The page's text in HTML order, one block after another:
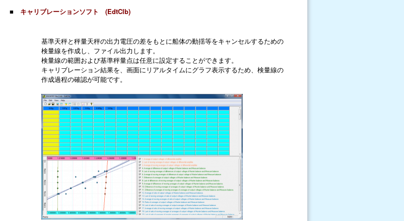
■ キャリブレーションソフト (EdtClb)
基準天秤と秤量天秤の出力電圧の差をもとに船体の動揺等をキャンセルするための
検量線を作成し、ファイル出力します。
検量線の範囲および基準秤量点は任意に設定することができます。
キャリブレーション結果を、画面にリアルタイムにグラフ表示するため、検量線の
作成過程の確認が可能です。